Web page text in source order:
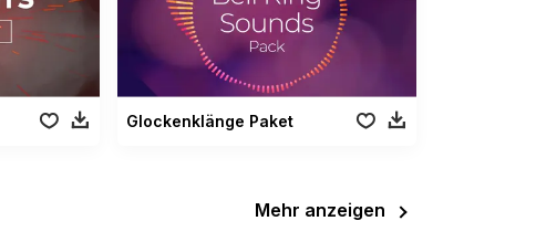
Glockenklänge Paket
Mehr anzeigen